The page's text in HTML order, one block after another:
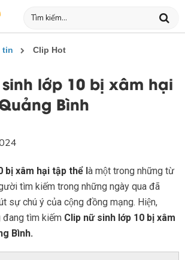
tin Clip Hot
lớp 10 bị xâm hại
Bình
bị xâm hại tập thể là một trong những từ
tìm kiếm trong những ngày qua đã
sự chú ý của cộng đồng mạng. Hiện,
đang tìm kiếm Clip nữ sinh lớp 10 bị xâm
Bình.